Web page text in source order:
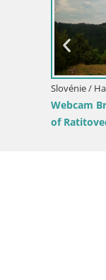
Kranjska Gora
de montagnes